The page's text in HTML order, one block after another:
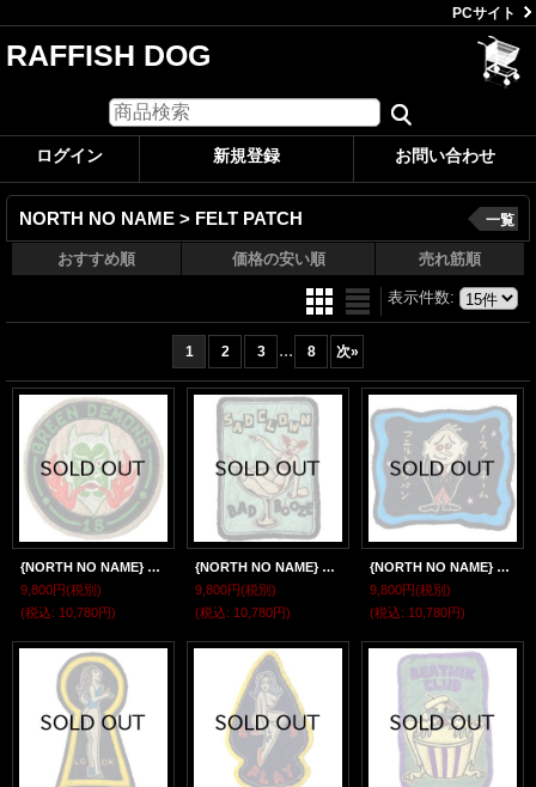
PCサイト
RAFFISH DOG
ログイン 新規登録 お問い合わせ
NORTH NO NAME > FELT PATCH 一覧
おすすめ順 価格の安い順 売れ筋順
表示件数:
1 2 3 ... 8 次»
{NORTH NO NAME} FELT PATCH / BIG / "GREEN DEMONS"
9,800円(税別)
(税込: 10,780円)
{NORTH NO NAME} FELT PATCH / BIG / "SAD CLOWN"
9,800円(税別)
(税込: 10,780円)
{NORTH NO NAME} FELT PATCH / BIG / "ノースノーネーム"
9,800円(税別)
(税込: 10,780円)